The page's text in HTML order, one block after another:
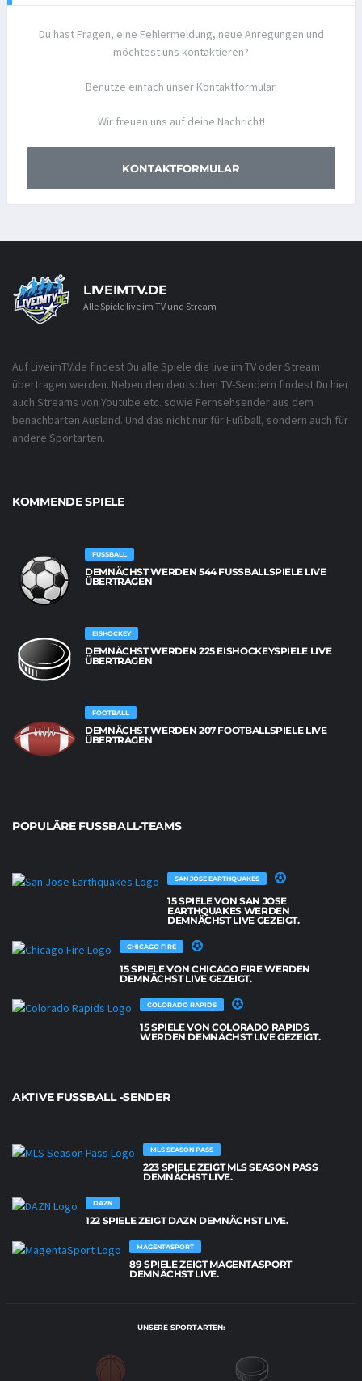
Du hast Fragen, eine Fehlermeldung, neue Anregungen und
möchtest uns kontaktieren?
Benutze einfach unser Kontaktformular.
Wir freuen uns auf deine Nachricht!
KONTAKTFORMULAR
LIVEIMTV.DE
Alle Spiele live im TV und Stream
Auf LiveimTV.de findest Du alle Spiele die live im TV oder Stream
übertragen werden. Neben den deutschen TV-Sendern findest Du hier
auch Streams von Youtube etc. sowie Fernsehsender aus dem
benachbarten Ausland. Und das nicht nur für Fußball, sondern auch für
andere Sportarten.
KOMMENDE SPIELE
FUSSBALL
DEMNÄCHST WERDEN 544 FUSSBALLSPIELE LIVE Ü
BERTRAGEN
EISHOCKEY
DEMNÄCHST WERDEN 225 EISHOCKEYSPIELE LIVE
ÜBERTRAGEN
FOOTBALL
DEMNÄCHST WERDEN 207 FOOTBALLSPIELE LIVE
ÜBERTRAGEN
POPULÄRE FUSSBALL-TEAMS
SAN JOSE EARTHQUAKES
15 SPIELE VON SAN JOSE
EARTHQUAKES WERDEN
DEMNÄCHST LIVE GEZEIGT.
CHICAGO FIRE
15 SPIELE VON CHICAGO FIRE WERDEN
DEMNÄCHST LIVE GEZEIGT.
COLORADO RAPIDS
15 SPIELE VON COLORADO RAPIDS
WERDEN DEMNÄCHST LIVE GEZEIGT.
AKTIVE FUSSBALL -SENDER
MLS SEASON PASS
223 SPIELE ZEIGT MLS SEASON PASS
DEMNÄCHST LIVE.
DAZN
122 SPIELE ZEIGT DAZN DEMNÄCHST LIVE.
MAGENTASPORT
89 SPIELE ZEIGT MAGENTASPORT
DEMNÄCHST LIVE.
UNSERE SPORTARTEN: